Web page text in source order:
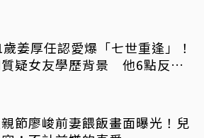
姜厚任認愛爆「七世重逢」！
疑女友學歷背景 他6點反
節廖峻前妻餵飯畫面曝光！兒